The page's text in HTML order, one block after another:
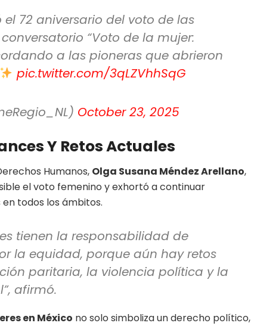
72 aniversario del voto de las
“Voto de la mujer:
a las pioneras que abrieron
pic.twitter.com/3qLZVhhSqG
October 23, 2025
Y Retos Actuales
Humanos, Olga Susana Méndez Arellano,
el voto femenino y exhortó a continuar
todos los ámbitos.
tienen la responsabilidad de
la equidad, porque aún hay retos
paritaria, la violencia política y la
afirmó.
en México no solo simboliza un derecho político,